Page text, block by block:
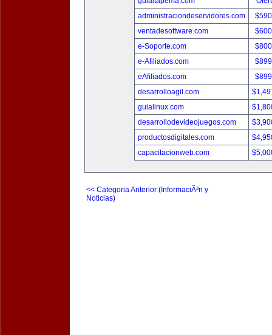
administraciondeservidores.com
ventadesoftware.com
e-Soporte.com
e-Afiliados.com
eAfiliados.com
desarrolloagil.com
guialinux.com
desarrollodevideojuegos.com
productosdigitales.com
capacitacionweb.com
<< Categoria Anterior (InformaciÃ³n y
Noticias)